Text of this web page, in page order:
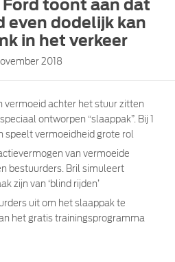
toont aan dat
even dodelijk kan
in het verkeer
2018
vermoeid achter het stuur zitten
ontworpen “slaappak”. Bij 1
speelt vermoeidheid grote rol
van vermoeide
bestuurders. Bril simuleert
zijn van ‘blind rijden’
uit om het slaappak te
het gratis trainingsprogramma